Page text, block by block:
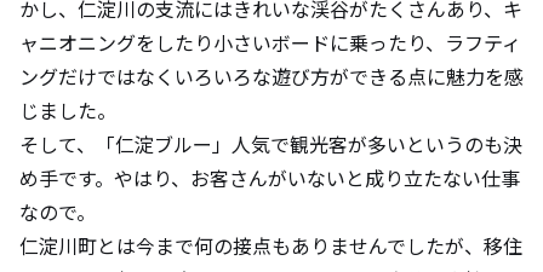
かし、仁淀川の支流にはきれいな渓谷がたくさんあり、キ
ャニオニングをしたり小さいボードに乗ったり、ラフティ
ングだけではなくいろいろな遊び方ができる点に魅力を感
じました。
そして、「仁淀ブルー」人気で観光客が多いというのも決
め手です。やはり、お客さんがいないと成り立たない仕事
なので。
仁淀川町とは今まで何の接点もありませんでしたが、移住